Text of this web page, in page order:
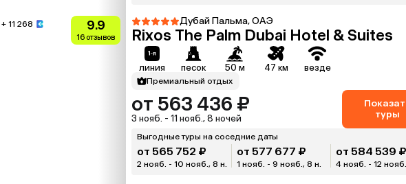
+ 11 268 9.9
16 отзывов
Дубай Пальма, ОАЭ
Rixos The Palm Dubai Hotel & Suites
линия песок 50 м 47 км везде
Премиальный отдых
от 563 436 ₽
3 нояб. - 11 нояб., 8 ночей
туры
Выгодные туры на соседние даты
от 565 752 ₽
2 нояб. - 10 нояб., 8 н.
от 577 677 ₽
1 нояб. - 9 нояб., 8 н.
от 584 539 ₽
4 нояб. - 12